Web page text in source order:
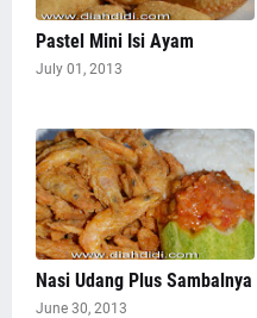
Pastel Mini Isi Ayam
July 01, 2013
Nasi Udang Plus Sambalnya
June 30, 2013